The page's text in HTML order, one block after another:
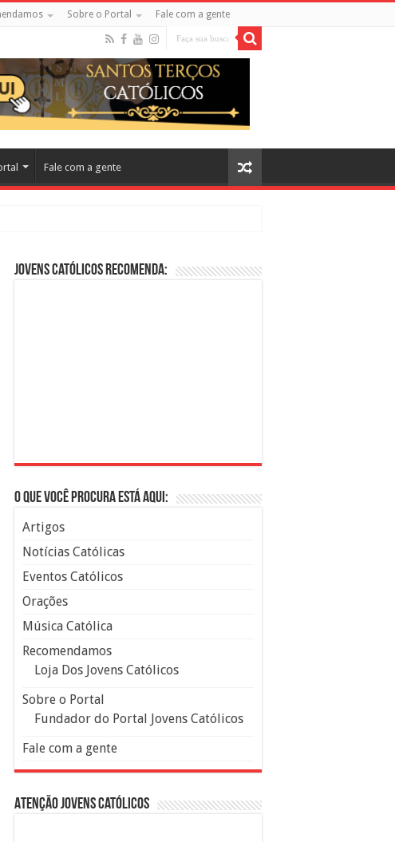
Sobre o Portal Fale com a gente
Fale com a gente
no Cinema
Jovens Católicos Recomenda:
O que você procura está aqui:
Artigos
Notícias Católicas
Eventos Católicos
Orações
Música Católica
Recomendamos
Loja Dos Jovens Católicos
Sobre o Portal
Fundador do Portal Jovens Católicos
Fale com a gente
Atenção Jovens Católicos